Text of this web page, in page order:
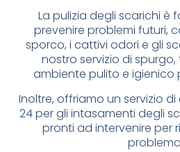
La pulizia degli scarichi è
prevenire problemi futuri,
sporco, i cattivi odori e gli
nostro servizio di
ambiente pulito e igienico
Inoltre, offriamo un servizio
24 per gli intasamenti degli
pronti ad intervenire per